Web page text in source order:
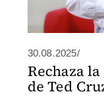
30.08.2025/
Rechaza
de Ted